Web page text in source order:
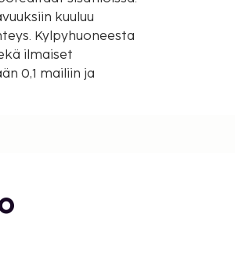
kuuluu
Kylpyhuoneesta
ilmaiset
0,1 mailiin ja